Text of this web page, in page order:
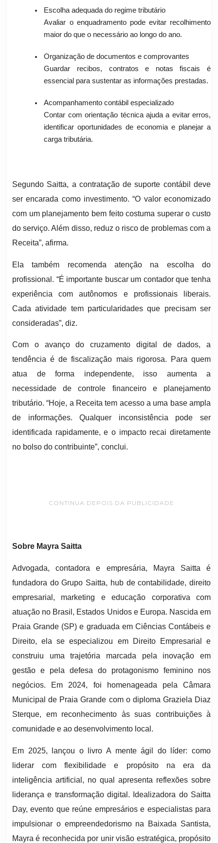
Escolha adequada do regime tributário
Avaliar o enquadramento pode evitar recolhimento
maior do que o necessário ao longo do ano.
Organização de documentos e comprovantes
Guardar recibos, contratos e notas fiscais é
essencial para sustentar as informações prestadas.
Acompanhamento contábil especializado
Contar com orientação técnica ajuda a evitar erros,
identificar oportunidades de economia e planejar a
carga tributária.
Segundo Saitta, a contratação de suporte contábil deve
ser encarada como investimento. “O valor economizado
com um planejamento bem feito costuma superar o custo
do serviço. Além disso, reduz o risco de problemas com a
Receita”, afirma.
Ela também recomenda atenção na escolha do
profissional. “É importante buscar um contador que tenha
experiência com autônomos e profissionais liberais.
Cada atividade tem particularidades que precisam ser
consideradas”, diz.
Com o avanço do cruzamento digital de dados, a
tendência é de fiscalização mais rigorosa. Para quem
atua de forma independente, isso aumenta a
necessidade de controle financeiro e planejamento
tributário. “Hoje, a Receita tem acesso a uma base ampla
de informações. Qualquer inconsistência pode ser
identificada rapidamente, e o impacto recai diretamente
no bolso do contribuinte”, conclui.
CONTINUA DEPOIS DA PUBLICIDADE
Sobre Mayra Saitta
Advogada, contadora e empresária, Mayra Saitta é
fundadora do Grupo Saitta, hub de contabilidade, direito
empresarial, marketing e educação corporativa com
atuação no Brasil, Estados Unidos e Europa. Nascida em
Praia Grande (SP) e graduada em Ciências Contábeis e
Direito, ela se especializou em Direito Empresarial e
construiu uma trajetória marcada pela inovação em
gestão e pela defesa do protagonismo feminino nos
negócios. Em 2024, foi homenageada pela Câmara
Municipal de Praia Grande com o diploma Graziela Diaz
Sterque, em reconhecimento às suas contribuições à
comunidade e ao desenvolvimento local.
Em 2025, lançou o livro A mente ágil do líder: como
liderar com flexibilidade e propósito na era da
inteligência artificial, no qual apresenta reflexões sobre
liderança e transformação digital. Idealizadora do Saitta
Day, evento que reúne empresários e especialistas para
impulsionar o empreendedorismo na Baixada Santista,
Mayra é reconhecida por unir visão estratégica, propósito